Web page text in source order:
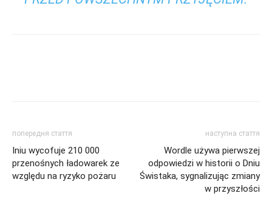
попередня стаття
Iniu wycofuje 210 000
przenośnych ładowarek ze
względu na ryzyko pożaru
наступна стаття
Wordle używa pierwszej
odpowiedzi w historii o Dniu
Świstaka, sygnalizując zmiany
w przyszłości